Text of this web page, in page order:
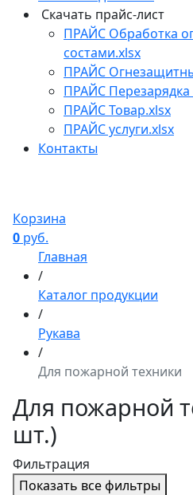
Скачать прайс-лист
ПРАЙС Обработка
состами.xlsx
ПРАЙС
ПРАЙС Перезарядка
ПРАЙС Товар.xlsx
ПРАЙС услуги.xlsx
Контакты
Корзина
0 руб.
Главная
/
Каталог продукции
/
Рукава
/
Для пожарной техники
Для пожарной
шт.)
Фильтрация
Показать все фильтры